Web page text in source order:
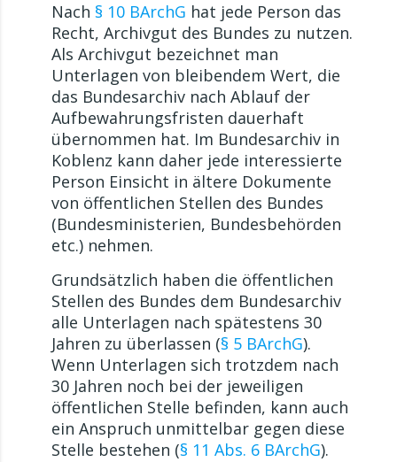
Nach § 10 BArchG hat jede Person das
Recht, Archivgut des Bundes zu nutzen.
Als Archivgut bezeichnet man
Unterlagen von bleibendem Wert, die
das Bundesarchiv nach Ablauf der
Aufbewahrungsfristen dauerhaft
übernommen hat. Im Bundesarchiv in
Koblenz kann daher jede interessierte
Person Einsicht in ältere Dokumente
von öffentlichen Stellen des Bundes
(Bundesministerien, Bundesbehörden
etc.) nehmen.
Grundsätzlich haben die öffentlichen
Stellen des Bundes dem Bundesarchiv
alle Unterlagen nach spätestens 30
Jahren zu überlassen (§ 5 BArchG).
Wenn Unterlagen sich trotzdem nach
30 Jahren noch bei der jeweiligen
öffentlichen Stelle befinden, kann auch
ein Anspruch unmittelbar gegen diese
Stelle bestehen (§ 11 Abs. 6 BArchG).